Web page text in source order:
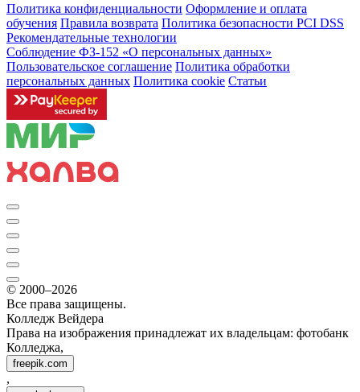
Политика конфиденциальности Оформление и оплата
обучения Правила возврата Политика безопасности PCI DSS
Рекомендательные технологии
Соблюдение ФЗ-152 «О персональ­ных данных»
Пользовательское соглашение Политика обработки
персональных данных Политика cookie Статьи
© 2000–2026
Все права защищены.
Колледж Вейдера
Права на изображения принадлежат их владельцам: фотобанк
Колледжа,
freepik.com
,